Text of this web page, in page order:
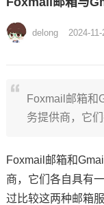
delong 2024-
Foxmail邮箱和
务提供商，它
Foxmail邮箱和
商，它们各自具有
过比较这两种邮箱